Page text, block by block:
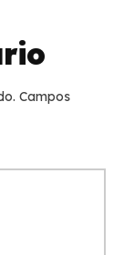
Campos